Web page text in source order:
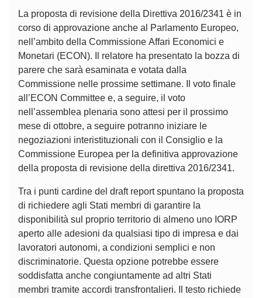
La proposta di revisione della Direttiva 2016/2341 è in
corso di approvazione anche al Parlamento Europeo,
nell’ambito della Commissione Affari Economici e
Monetari (ECON). Il relatore ha presentato la bozza di
parere che sarà esaminata e votata dalla
Commissione nelle prossime settimane. Il voto finale
all’ECON Committee e, a seguire, il voto
nell’assemblea plenaria sono attesi per il prossimo
mese di ottobre, a seguire potranno iniziare le
negoziazioni interistituzionali con il Consiglio e la
Commissione Europea per la definitiva approvazione
della proposta di revisione della direttiva 2016/2341.
Tra i punti cardine del draft report spuntano la proposta
di richiedere agli Stati membri di garantire la
disponibilità sul proprio territorio di almeno uno IORP
aperto alle adesioni da qualsiasi tipo di impresa e dai
lavoratori autonomi, a condizioni semplici e non
discriminatorie. Questa opzione potrebbe essere
soddisfatta anche congiuntamente ad altri Stati
membri tramite accordi transfrontalieri. Il testo richiede